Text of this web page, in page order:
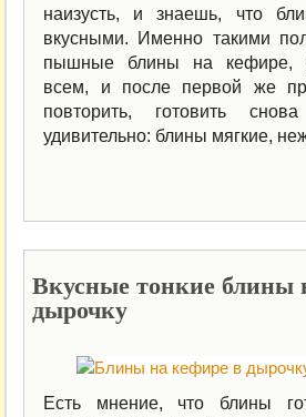
наизусть, и знаешь, что
вкусными. Именно такими
пышные блины на кефире,
всем, и после первой же
повторить, готовить
удивительно: блины мягкие,
Вкусные тонкие блины
дырочку
Есть мнение, что блины